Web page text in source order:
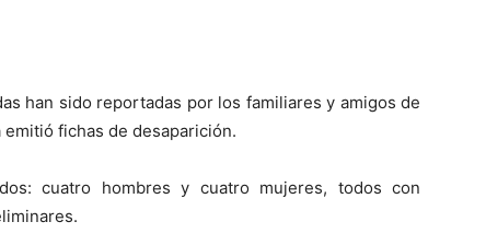
han sido reportadas por los familiares y amigos de
fichas de desaparición.
cuatro hombres y cuatro mujeres, todos con